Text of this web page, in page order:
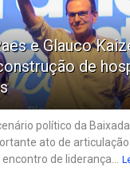
e Glauco
de
político da
ato de
de liderança...